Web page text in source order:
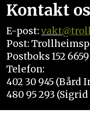
Kontakt
E-post:vakt
Post:
Postboks 152
Telefon:
402 30 945 (Bård
480 95 293